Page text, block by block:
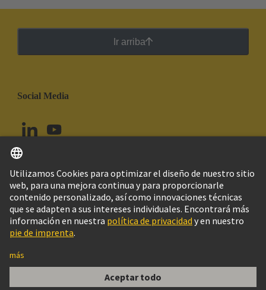
Ir arriba
Social Media
Ecuador Español
© Grupo Tecnológico HARTING
Imprint
Aviso Legal WebInformación al cliente